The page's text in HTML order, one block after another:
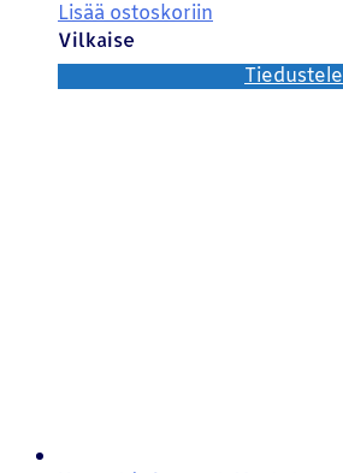
Lisää ostoskoriin
Vilkaise
Tiedustele